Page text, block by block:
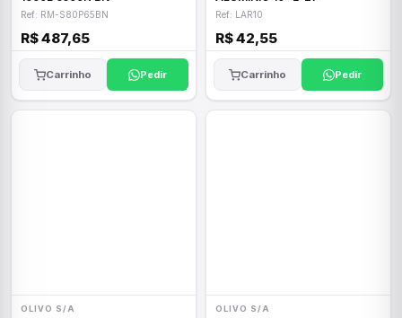
Ref: RM-S80P65BN
R$ 487,65
Carrinho Pedir
Ref: LAR10
R$ 42,55
Carrinho Pedir
OLIVO S/A OLIVO S/A